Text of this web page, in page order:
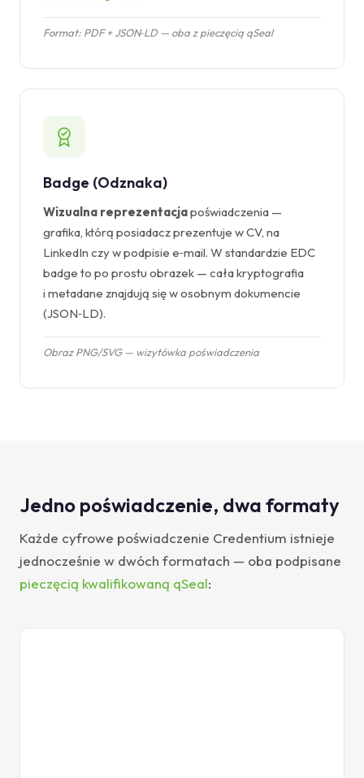
Format: PDF + JSON‑LD — oba z pieczęcią qSeal
Badge (Odznaka)
Wizualna reprezentacjapoświadczenia —
grafika, którą posiadacz prezentuje w CV, na
LinkedIn czy w podpisie e‑mail. W standardzie EDC
badge to po prostu obrazek — cała kryptografia
i metadane znajdują się w osobnym dokumencie
(JSON‑LD).
Obraz PNG/SVG — wizytówka poświadczenia
Jedno poświadczenie, dwa formaty
Każde cyfrowe poświadczenie Credentium istnieje
jednocześnie w dwóch formatach — oba podpisane
pieczęcią kwalifikowaną qSeal: